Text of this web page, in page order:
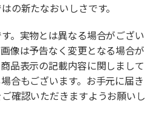
の新たなおいしさです。
。実物とは異なる場合がござい
像は予告なく変更となる場合が
品表示の記載内容に関しまして
合もございます。お手元に届き
確認いただきますようお願いし